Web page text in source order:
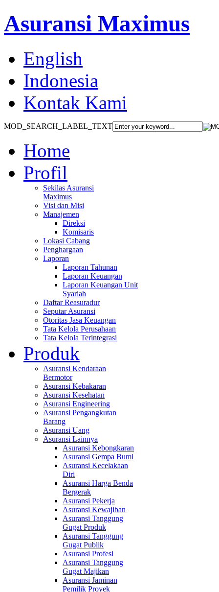
Asuransi Maximus
English
Indonesia
Kontak Kami
MOD_SEARCH_LABEL_TEXT
Home
Profil
Sekilas Asuransi
Maximus
Visi dan Misi
Manajemen
Direksi
Komisaris
Lokasi Cabang
Penghargaan
Laporan
Laporan Tahunan
Laporan Keuangan
Laporan Keuangan Unit
Syariah
Daftar Reasuradur
Seputar Asuransi
Otoritas Jasa Keuangan
Tata Kelola Perusahaan
Tata Kelola Terintegrasi
Produk
Asuransi Kendaraan
Bermotor
Asuransi Kebakaran
Asuransi Kesehatan
Asuransi Engineering
Asuransi Pengangkutan
Barang
Asuransi Uang
Asuransi Lainnya
Asuransi Kebongkaran
Asuransi Gempa Bumi
Asuransi Kecelakaan
Diri
Asuransi Harga Benda
Bergerak
Asuransi Pekerja
Asuransi Kewajiban
Asuransi Tanggung
Gugat Produk
Asuransi Tanggung
Gugat Publik
Asuransi Profesi
Asuransi Tanggung
Gugat Majikan
Asuransi Jaminan
Pemilik Proyek